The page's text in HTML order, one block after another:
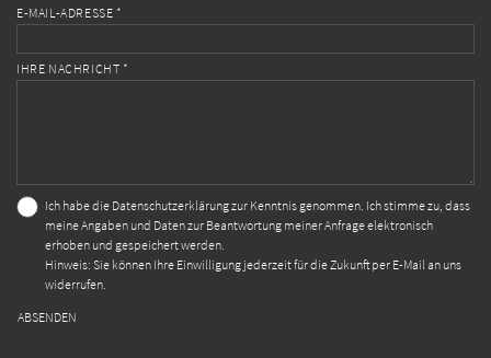
E-MAIL-ADRESSE *
IHRE NACHRICHT *
Ich habe die Datenschutzerklärungzur Kenntnis genommen. Ich stimme zu, dass
meine Angaben und Daten zur Beantwortung meiner Anfrage elektronisch
erhoben und gespeichert werden.
Hinweis: Sie können Ihre Einwilligung jederzeit für die Zukunft per E-Mail an uns
widerrufen.
ABSENDEN